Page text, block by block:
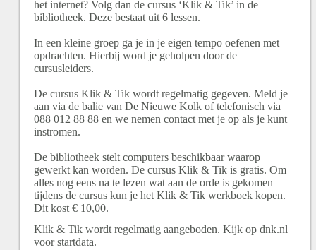
het internet? Volg dan de cursus ‘Klik & Tik’ in de
bibliotheek. Deze bestaat uit 6 lessen.
In een kleine groep ga je in je eigen tempo oefenen met
opdrachten. Hierbij word je geholpen door de
cursusleiders.
De cursus Klik & Tik wordt regelmatig gegeven. Meld je
aan via de balie van De Nieuwe Kolk of telefonisch via
088 012 88 88 en we nemen contact met je op als je kunt
instromen.
De bibliotheek stelt computers beschikbaar waarop
gewerkt kan worden. De cursus Klik & Tik is gratis. Om
alles nog eens na te lezen wat aan de orde is gekomen
tijdens de cursus kun je het Klik & Tik werkboek kopen.
Dit kost € 10,00.
Klik & Tik wordt regelmatig aangeboden. Kijk op dnk.nl
voor startdata.